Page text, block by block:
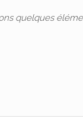
quelques